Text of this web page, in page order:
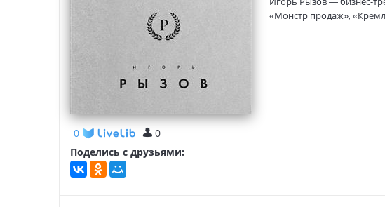
0
0
Поделись с друзьями:
составитель:
Тип обложки:
«Монстр продаж»,